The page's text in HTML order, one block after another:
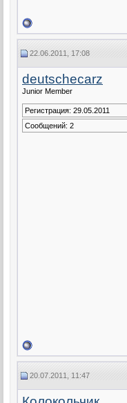
22.06.2011, 17:08
deutschecarz
Junior Member
Регистрация: 29.05.2011
Сообщений: 2
20.07.2011, 11:47